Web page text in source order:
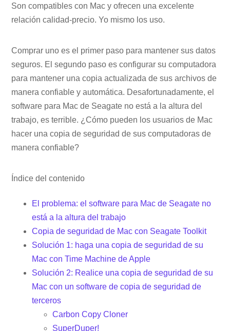
Son compatibles con Mac y ofrecen una excelente
relación calidad-precio. Yo mismo los uso.
Comprar uno es el primer paso para mantener sus datos
seguros. El segundo paso es configurar su computadora
para mantener una copia actualizada de sus archivos de
manera confiable y automática. Desafortunadamente, el
software para Mac de Seagate no está a la altura del
trabajo, es terrible. ¿Cómo pueden los usuarios de Mac
hacer una copia de seguridad de sus computadoras de
manera confiable?
Índice del contenido
El problema: el software para Mac de Seagate no
está a la altura del trabajo
Copia de seguridad de Mac con Seagate Toolkit
Solución 1: haga una copia de seguridad de su
Mac con Time Machine de Apple
Solución 2: Realice una copia de seguridad de su
Mac con un software de copia de seguridad de
terceros
Carbon Copy Cloner
SuperDuper!